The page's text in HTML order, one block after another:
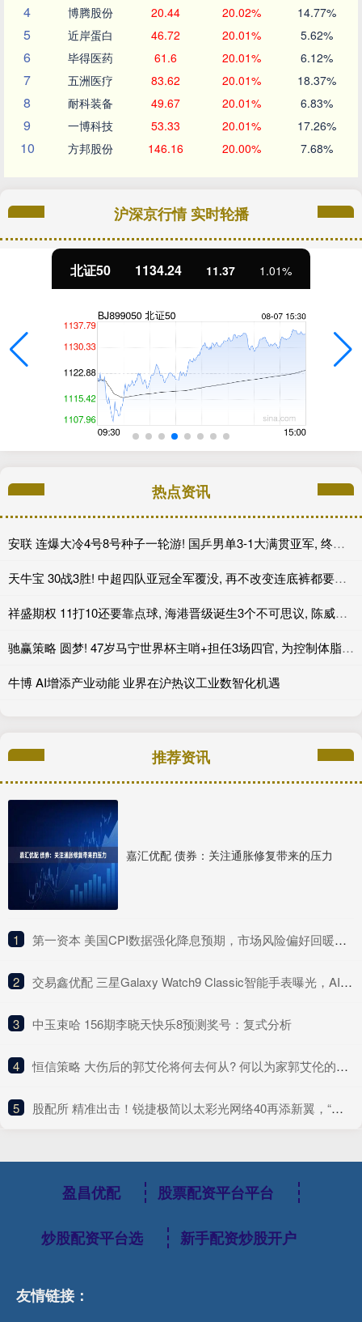
4 博腾股份 20.44 20.02% 14.77%
5 近岸蛋白 46.72 20.01% 5.62%
6 毕得医药 61.6 20.01% 6.12%
7 五洲医疗 83.62 20.01% 18.37%
8 耐科装备 49.67 20.01% 6.83%
9 一博科技 53.33 20.01% 17.26%
10 方邦股份 146.16 20.00% 7.68%
沪深京行情 实时轮播
北证50 1134.24 11.37 1.01%
热点资讯
安联 连爆大冷4号8号种子一轮游! 国乒男单3-1大满贯亚军, 终于首胜了
天牛宝 30战3胜! 中超四队亚冠全军覆没, 再不改变连底裤都要输没了
祥盛期权 11打10还要靠点球, 海港晋级诞生3个不可思议, 陈威立下大功
驰赢策略 圆梦! 47岁马宁世界杯主哨+担任3场四官, 为控制体脂率不吃红肉!
牛博 AI增添产业动能 业界在沪热议工业数智化机遇
推荐资讯
嘉汇优配 债券：关注通胀修复带来的压力
1 ​第一资本 美国CPI数据强化降息预期，市场风险偏好回暖抑制避险需求，黄金价格窄幅震荡等待突破
2 ​交易鑫优配 三星Galaxy Watch9 Classic智能手表曝光，AI智能洞察佩戴者健康
3 ​中玉束哈 156期李晓天快乐8预测奖号：复式分析
4 ​恒信策略 大伤后的郭艾伦将何去何从? 何以为家郭艾伦的三种不同人生
5 ​股配所 精准出击！锐捷极简以太彩光网络40再添新翼，“超融合”方案创新而来
盈昌优配 股票配资平台平台
炒股配资平台选 新手配资炒股开户
友情链接：